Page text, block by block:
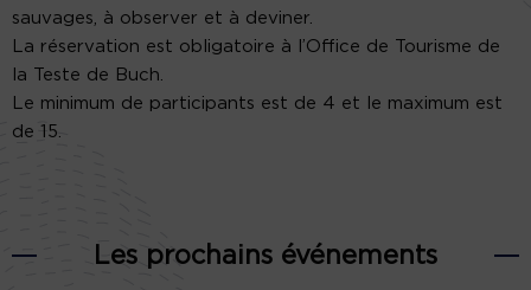
sauvages, à observer et à deviner.
La réservation est obligatoire à l’Office de Tourisme de
la Teste de Buch.
Le minimum de participants est de 4 et le maximum est
de 15.
Les prochains événements